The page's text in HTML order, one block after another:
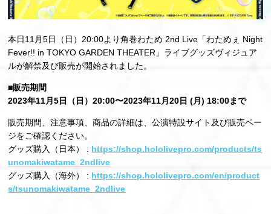
本日11月5日（日）20:00より角巻わため 2nd Live「わためぇ Night
Fever!! in TOKYO GARDEN THEATER」ライブグッズヴィジュア
ルが解禁及び販売が開始されました。
■販売期間
2023年11月5日（日）20:00〜2023年11月20日 (月) 18:00まで
販売期間、注意事項、商品の詳細は、公演特設サイト及び販売ペー
ジをご確認ください。
グッズ購入（日本） : https://shop.hololivepro.com/products/ts
unomakiwatame_2ndlive
グッズ購入（海外） : https://shop.hololivepro.com/en/product
s/tsunomakiwatame_2ndlive